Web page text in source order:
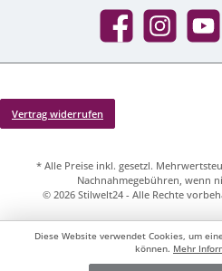
Facebook InstagramYouTube
Vertrag widerrufen
* Alle Preise inkl. gesetzl.
Nachnahmegebühren, wenn
© 2026 Stilwelt24 - Alle Rechte
Diese Website verwendet Cookies, um
können. Mehr